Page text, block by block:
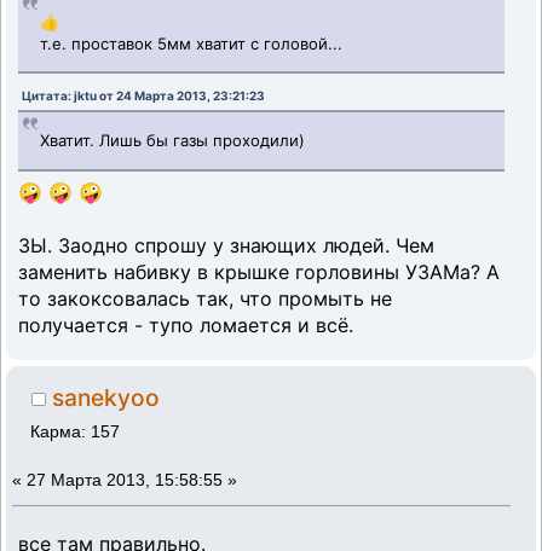
👍
т.е. проставок 5мм хватит с головой...
Цитата: jktu от 24 Марта 2013, 23:21:23
Хватит. Лишь бы газы проходили)
🤪 🤪 🤪
ЗЫ. Заодно спрошу у знающих людей. Чем
заменить набивку в крышке горловины УЗАМа? А
то закоксовалась так, что промыть не
получается - тупо ломается и всё.
sanekyoo
Карма: 157
« 27 Марта 2013, 15:58:55 »
все там правильно.